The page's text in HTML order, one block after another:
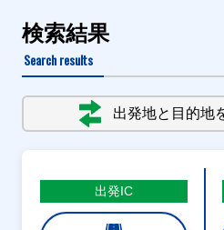
検索結果
Search results
出発地と目的地
出発IC